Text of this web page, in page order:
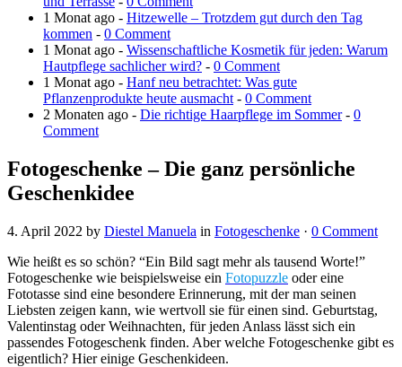
1 Monat ago - Hitzewelle – Trotzdem gut durch den Tag
kommen - 0 Comment
1 Monat ago - Wissenschaftliche Kosmetik für jeden: Warum
Hautpflege sachlicher wird? - 0 Comment
1 Monat ago - Hanf neu betrachtet: Was gute
Pflanzenprodukte heute ausmacht - 0 Comment
2 Monaten ago - Die richtige Haarpflege im Sommer- 0
Comment
Fotogeschenke – Die ganz persönliche
Geschenkidee
4. April 2022 by Diestel Manuela in Fotogeschenke · 0 Comment
Wie heißt es so schön? “Ein Bild sagt mehr als tausend Worte!”
Fotogeschenke wie beispielsweise ein Fotopuzzle oder eine
Fototasse sind eine besondere Erinnerung, mit der man seinen
Liebsten zeigen kann, wie wertvoll sie für einen sind. Geburtstag,
Valentinstag oder Weihnachten, für jeden Anlass lässt sich ein
passendes Fotogeschenk finden. Aber welche Fotogeschenke gibt es
eigentlich? Hier einige Geschenkideen.